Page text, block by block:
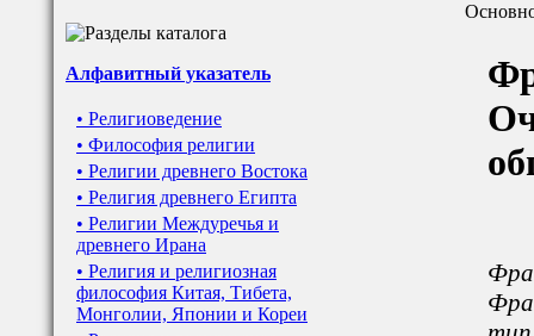
Алфавитный указатель
• Религиоведение
• Философия религии
• Религии древнего Востока
• Религия древнего Египта
• Религии Междуречья и
древнего Ирана
• Религия и религиозная
философия Китая, Тибета,
Монголии, Японии и Кореи